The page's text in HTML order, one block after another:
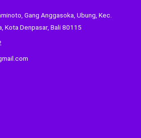
Gang Anggasoka, Ubung, Kec.
Kota Denpasar, Bali 80115